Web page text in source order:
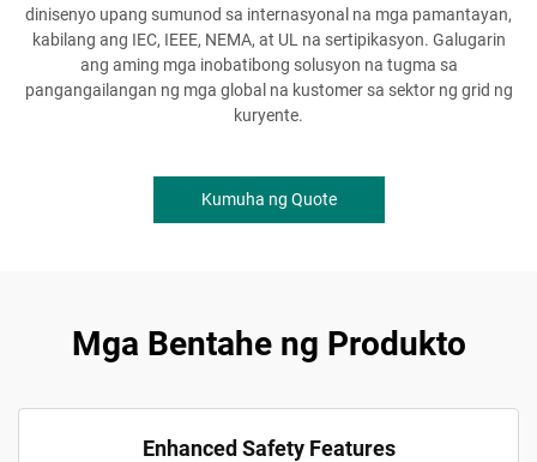
dinisenyo upang sumunod sa internasyonal na mga pamantayan,
kabilang ang IEC, IEEE, NEMA, at UL na sertipikasyon. Galugarin
ang aming mga inobatibong solusyon na tugma sa
pangangailangan ng mga global na kustomer sa sektor ng grid ng
kuryente.
Kumuha ng Quote
Mga Bentahe ng Produkto
Enhanced Safety Features